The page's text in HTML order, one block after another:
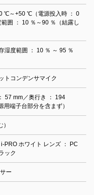
℃～+50 ℃（電源投入時 ： 0
囲 ： 10 ％～90 ％（結露し
湿度範囲 ： 10 ％ ～ 95 ％
トコンデンサマイク
57 mm／奥行き ： 194
用端子台部分を含まず）
PRO ホワイト レンズ ： PC
ック
ー